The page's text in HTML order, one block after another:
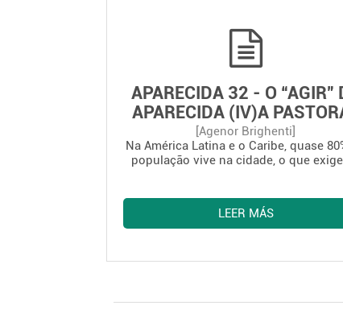
cristianos, que tienen especiales
responsabilidades políticas,
culturales (DA 501).
APARECIDA 32 - O “AGIR”
APARECIDA (IV)A
URBANA
[Agenor Brighenti]
Na América Latina e o Caribe, quase
população vive na cidade, o que
grandes cidades são laboratórios da
contemporânea complexa e plural (DA
com uma nova linguagem e uma
rural (DA 510).
LEER MÁS